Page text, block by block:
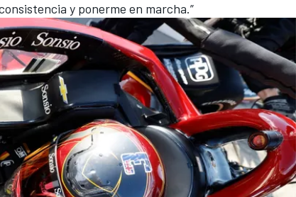
y ponerme en marcha.”